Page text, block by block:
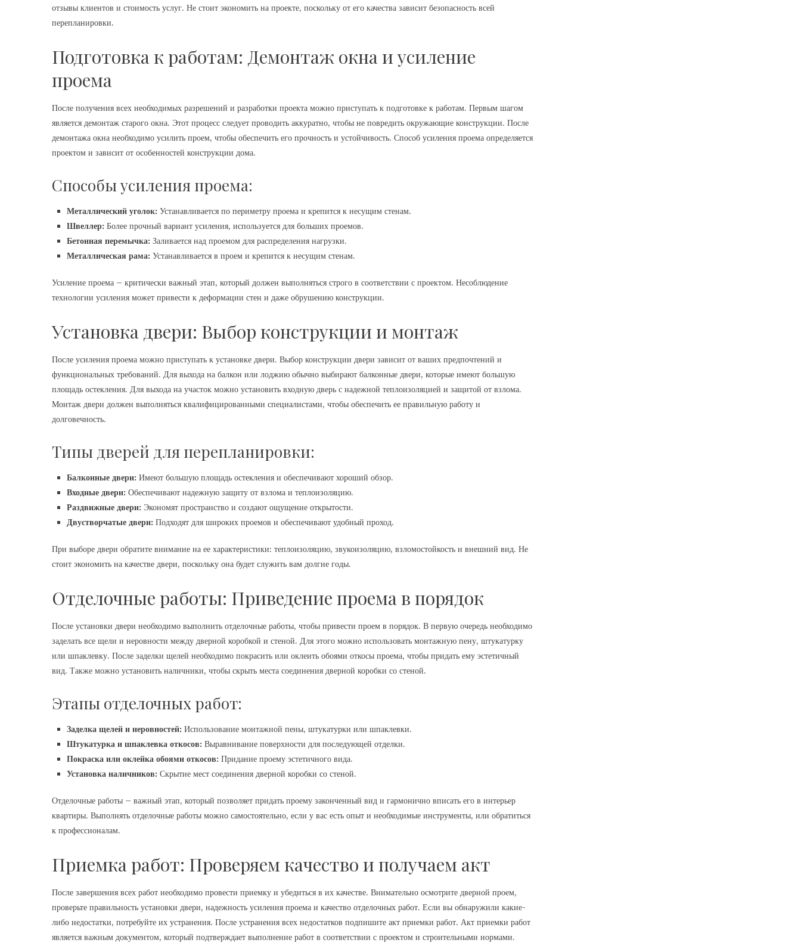
отзывы клиентов и стоимость услуг. Не стоит экономить на проекте, поскольку от его качества зависит безопасность всей
перепланировки.
Подготовка к работам: Демонтаж окна и усиление
проема
После получения всех необходимых разрешений и разработки проекта можно приступать к подготовке к работам. Первым шагом
является демонтаж старого окна. Этот процесс следует проводить аккуратно, чтобы не повредить окружающие конструкции. После
демонтажа окна необходимо усилить проем, чтобы обеспечить его прочность и устойчивость. Способ усиления проема определяется
проектом и зависит от особенностей конструкции дома.
Способы усиления проема:
Металлический уголок: Устанавливается по периметру проема и крепится к несущим стенам.
Швеллер: Более прочный вариант усиления, используется для больших проемов.
Бетонная перемычка: Заливается над проемом для распределения нагрузки.
Металлическая рама: Устанавливается в проем и крепится к несущим стенам.
Усиление проема – критически важный этап, который должен выполняться строго в соответствии с проектом. Несоблюдение
технологии усиления может привести к деформации стен и даже обрушению конструкции.
Установка двери: Выбор конструкции и монтаж
После усиления проема можно приступать к установке двери. Выбор конструкции двери зависит от ваших предпочтений и
функциональных требований. Для выхода на балкон или лоджию обычно выбирают балконные двери, которые имеют большую
площадь остекления. Для выхода на участок можно установить входную дверь с надежной теплоизоляцией и защитой от взлома.
Монтаж двери должен выполняться квалифицированными специалистами, чтобы обеспечить ее правильную работу и
долговечность.
Типы дверей для перепланировки:
Балконные двери: Имеют большую площадь остекления и обеспечивают хороший обзор.
Входные двери: Обеспечивают надежную защиту от взлома и теплоизоляцию.
Раздвижные двери: Экономят пространство и создают ощущение открытости.
Двустворчатые двери: Подходят для широких проемов и обеспечивают удобный проход.
При выборе двери обратите внимание на ее характеристики: теплоизоляцию, звукоизоляцию, взломостойкость и внешний вид. Не
стоит экономить на качестве двери, поскольку она будет служить вам долгие годы.
Отделочные работы: Приведение проема в порядок
После установки двери необходимо выполнить отделочные работы, чтобы привести проем в порядок. В первую очередь необходимо
заделать все щели и неровности между дверной коробкой и стеной. Для этого можно использовать монтажную пену, штукатурку
или шпаклевку. После заделки щелей необходимо покрасить или оклеить обоями откосы проема, чтобы придать ему эстетичный
вид. Также можно установить наличники, чтобы скрыть места соединения дверной коробки со стеной.
Этапы отделочных работ:
Заделка щелей и неровностей: Использование монтажной пены, штукатурки или шпаклевки.
Штукатурка и шпаклевка откосов: Выравнивание поверхности для последующей отделки.
Покраска или оклейка обоями откосов: Придание проему эстетичного вида.
Установка наличников: Скрытие мест соединения дверной коробки со стеной.
Отделочные работы – важный этап, который позволяет придать проему законченный вид и гармонично вписать его в интерьер
квартиры. Выполнять отделочные работы можно самостоятельно, если у вас есть опыт и необходимые инструменты, или обратиться
к профессионалам.
Приемка работ: Проверяем качество и получаем акт
После завершения всех работ необходимо провести приемку и убедиться в их качестве. Внимательно осмотрите дверной проем,
проверьте правильность установки двери, надежность усиления проема и качество отделочных работ. Если вы обнаружили какие-
либо недостатки, потребуйте их устранения. После устранения всех недостатков подпишите акт приемки работ. Акт приемки работ
является важным документом, который подтверждает выполнение работ в соответствии с проектом и строительными нормами.